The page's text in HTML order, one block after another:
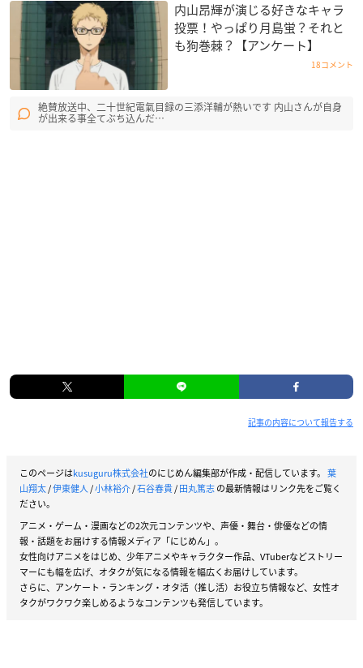
内山昂輝が演じる好きなキャラ
投票！やっぱり月島蛍？それと
も狗巻棘？【アンケート】
18コメント
絶賛放送中、二十世紀電氣目録の三添洋輔が熱いです 内山さんが自身
が出来る事全てぶち込んだ…
記事の内容について報告する
このページはkusuguru株式会社のにじめん編集部が作成・配信しています。 葉
山翔太/伊東健人/小林裕介/石谷春貴/田丸篤志の最新情報はリンク先をご覧く
ださい。
アニメ・ゲーム・漫画などの2次元コンテンツや、声優・舞台・俳優などの情
報・話題をお届けする情報メディア「にじめん」。
女性向けアニメをはじめ、少年アニメやキャラクター作品、VTuberなどストリー
マーにも幅を広げ、オタクが気になる情報を幅広くお届けしています。
さらに、アンケート・ランキング・オタ活（推し活）お役立ち情報など、女性オ
タクがワクワク楽しめるようなコンテンツも発信しています。